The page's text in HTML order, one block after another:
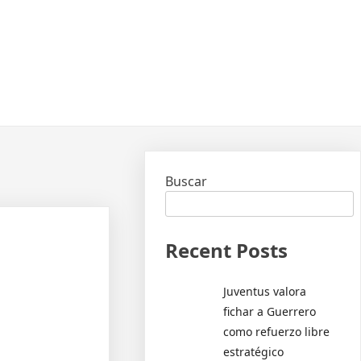
Buscar
Recent Posts
Juventus valora
fichar a Guerrero
como refuerzo libre
estratégico